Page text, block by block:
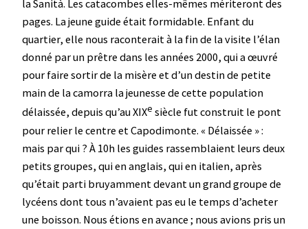
la Sanità. Les catacombes elles-mêmes mériteront des
pages. La jeune guide était formidable. Enfant du
quartier, elle nous raconterait à la fin de la visite l’élan
donné par un prêtre dans les années 2000, qui a œuvré
pour faire sortir de la misère et d’un destin de petite
main de la camorra la jeunesse de cette population
délaissée, depuis qu’au XIXe siècle fut construit le pont
pour relier le centre et Capodimonte. « Délaissée » :
mais par qui ? À 10h les guides rassemblaient leurs deux
petits groupes, qui en anglais, qui en italien, après
qu’était parti bruyamment devant un grand groupe de
lycéens dont tous n’avaient pas eu le temps d’acheter
une boisson. Nous étions en avance ; nous avions pris un